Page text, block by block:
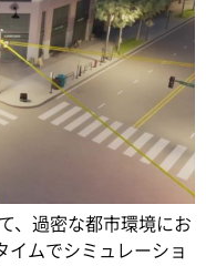
、過密な都市環境にお
イムでシミュレーショ